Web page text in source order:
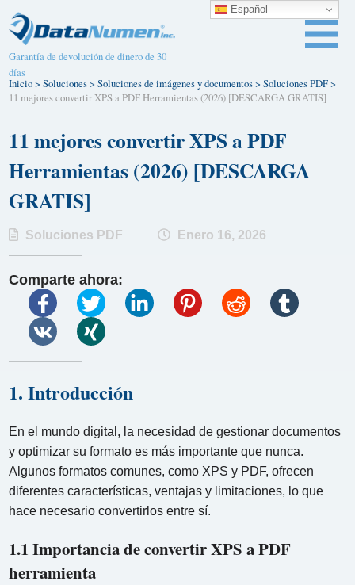
Garantía de devolución de dinero de 30
días
Inicio>Soluciones>Soluciones de imágenes y documentos>Soluciones PDF>
11 mejores convertir XPS a PDF Herramientas (2026) [DESCARGA GRATIS]
11 mejores convertir XPS a PDF
Herramientas (2026) [DESCARGA
GRATIS]
Soluciones PDF Enero 16, 2026
Comparte ahora:
1. Introducción
En el mundo digital, la necesidad de gestionar documentos
y optimizar su formato es más importante que nunca.
Algunos formatos comunes, como XPS y PDF, ofrecen
diferentes características, ventajas y limitaciones, lo que
hace necesario convertirlos entre sí.
1.1 Importancia de convertir XPS a PDF
herramienta
Español